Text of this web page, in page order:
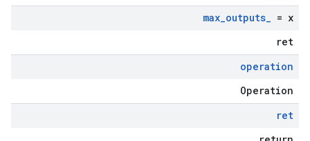
max_outputs_ = x
ret
operation
Operation
ret